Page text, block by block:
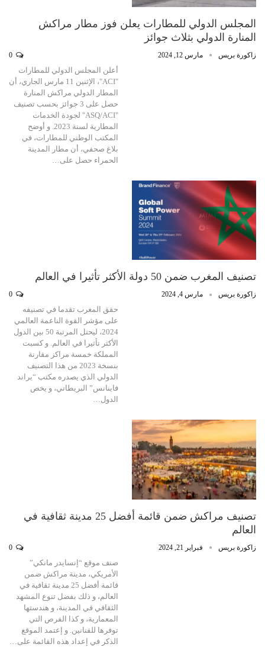
المجلس الدولي للمطارات يعلن فوز مطار مراكش
المنارة الدولي بثلاث جوائز
زاكورة بريس مارس 12, 2024
أعلن المجلس الدولي للمطارات
"ACI"، الإثنين 11 مارس الجاري، أن
المطار الدولي مراكش المنارة
حصل على 3 جوائز بحسب تصنيف
"ASQ/ACI" لجودة الخدمات
المطارية لسنة 2023. و أوضح
المكتب الوطني للمطارات، في
بلاغ صحفي، أن مطار المدينة
الحمراء حصل على…
تصنيف المغرب ضمن 50 دولة الأكثر تأثيرا في العالم
زاكورة بريس مارس 4, 2024
حقق المغرب تقدما في تصنيفه
على مؤشر القوة الناعمة العالمي
2024، ليحتل المرتبة 50 بين الدول
الأكثر تأثيرا في العالم. و كسبت
المملكة خمسة مراكز مقارنة
بنسخة 2023 من هذا التصنيف
الدولي الذي يصدره مكتب “براند
فاينانس” البريطاني، و يخص
الدول…
تصنيف مراكش ضمن قائمة أفضل 25 مدينة ثقافية في
العالم
زاكورة بريس فبراير 21, 2024
صنف موقع “إنسايدر مانكي”
الأمريكي، مدينة مراكش ضمن
قائمة أفضل 25 مدينة ثقافية في
العالم، و ذلك بفضل تنوع المشهد
الثقافي في المدينة، و هندستها
المعمارية، و كذا الفرص التي
توفرها للفنانين. و إعتمد الموقع
الذكر في إعداد هذه القائمة على…